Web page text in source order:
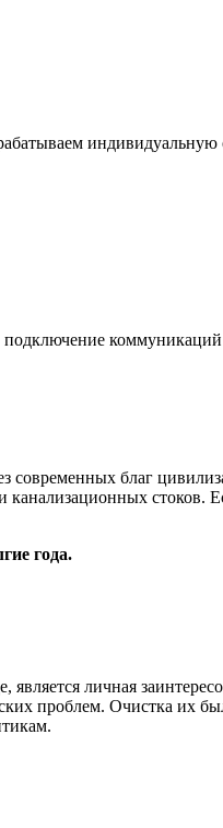
индивидуальную
современных благ
канализационных
года.
личная
проблем. Очистка их